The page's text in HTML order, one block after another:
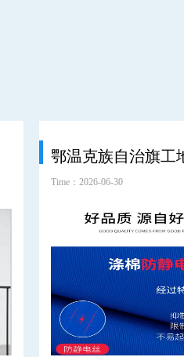
Time：2026-06-30